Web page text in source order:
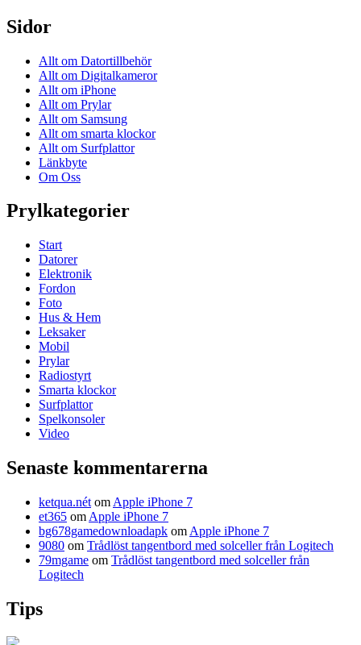
Sidor
Allt om Datortillbehör
Allt om Digitalkameror
Allt om iPhone
Allt om Prylar
Allt om Samsung
Allt om smarta klockor
Allt om Surfplattor
Länkbyte
Om Oss
Prylkategorier
Start
Datorer
Elektronik
Fordon
Foto
Hus & Hem
Leksaker
Mobil
Prylar
Radiostyrt
Smarta klockor
Surfplattor
Spelkonsoler
Video
Senaste kommentarerna
ketqua.nét om Apple iPhone 7
et365 om Apple iPhone 7
bg678gamedownloadapk om Apple iPhone 7
9080 om Trådlöst tangentbord med solceller från Logitech
79mgame om Trådlöst tangentbord med solceller från
Logitech
Tips